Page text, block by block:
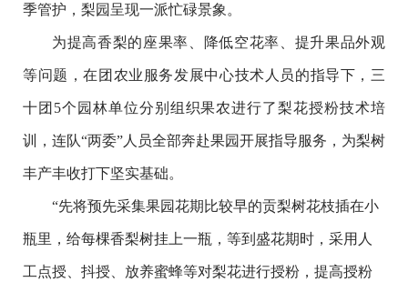
季管护，梨园呈现一派忙碌景象。
为提高香梨的座果率、降低空花率、提升果品外观
等问题，在团农业服务发展中心技术人员的指导下，三
十团 5个园林单位分别组织果农进行了梨花授粉技术培
训，连队“两委”人员全部奔赴果园开展指导服务，为梨树
丰产丰收打下坚实基础。
“先将预先采集果园花期比较早的贡梨树花枝插在小
瓶里，给每棵香梨树挂上一瓶，等到盛花期时，采用人
工点授、抖授、放养蜜蜂等对梨花进行授粉，提高授粉